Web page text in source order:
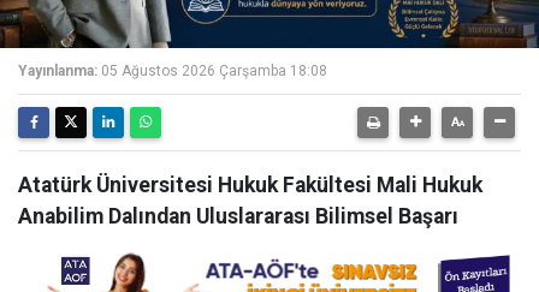
Yayınlanma: 05 Ağustos 2026 Çarşamba 18:08
Atatürk Üniversitesi Hukuk Fakültesi Mali Hukuk
Anabilim Dalından Uluslararası Bilimsel Başarı